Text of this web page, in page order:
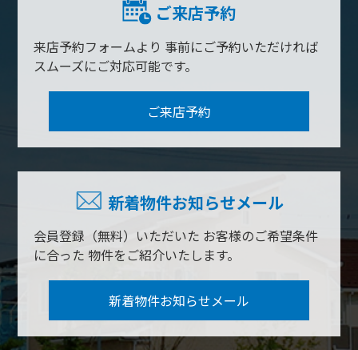
ご来店予約
来店予約フォームより 事前にご予約いただければ
スムーズにご対応可能です。
ご来店予約
新着物件お知らせメール
会員登録（無料）いただいた お客様のご希望条件
に合った 物件をご紹介いたします。
新着物件お知らせメール